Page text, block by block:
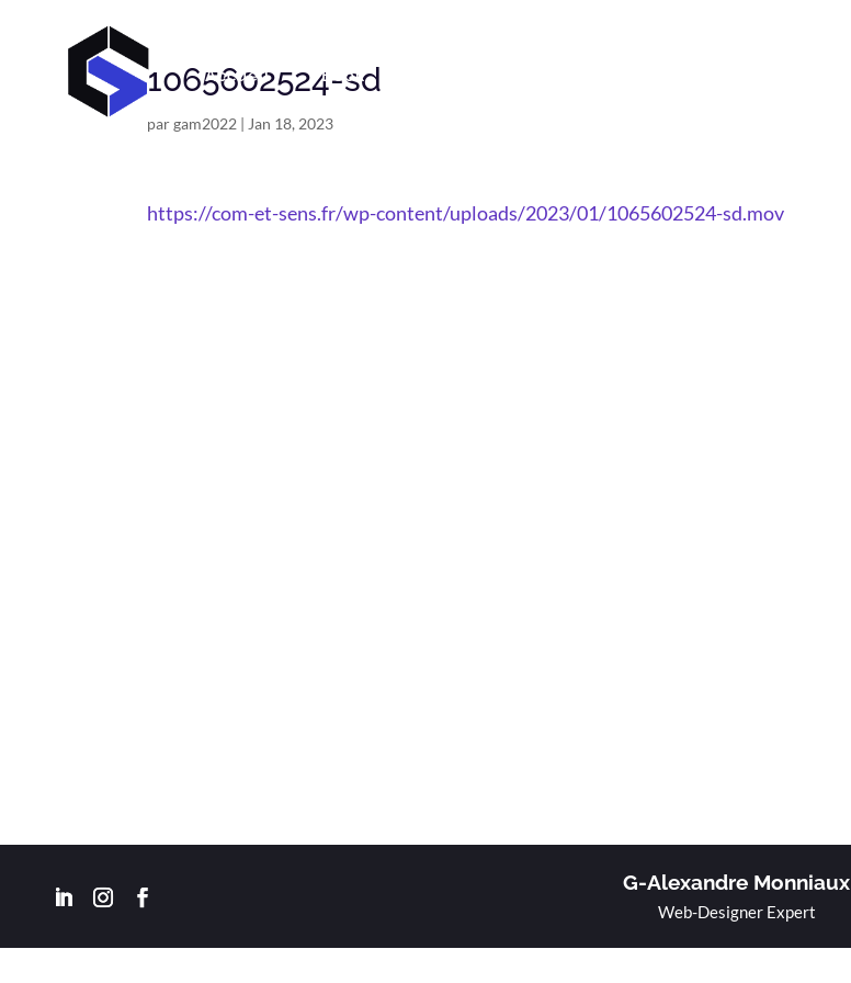
Accueil Book
1065602524-sd
pargam2022 | Jan 18, 2023
https://com-et-sens.fr/wp-content/uploads/2023/01/1065602524-sd.mov
G-Alexandre Monniaux
Web-Designer Expert